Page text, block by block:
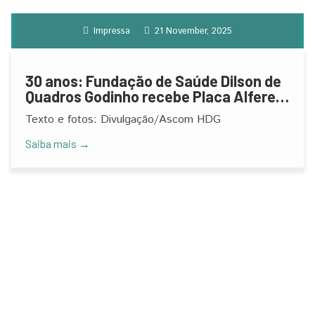
Impressa 21 November, 2025
30 anos: Fundação de Saúde Dilson de
Quadros Godinho recebe Placa Alferes
José Lopes de Carvalho
Texto e fotos: Divulgação/Ascom HDG
Saiba mais →